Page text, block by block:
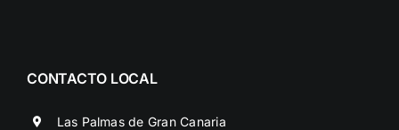
CONTACTO LOCAL
Las Palmas de Gran Canaria